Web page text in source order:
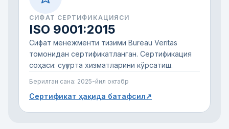
СИФАТ СЕРТИФИКАЦИЯСИ
ISO 9001:2015
Сифат менежменти тизими Bureau Veritas
томонидан сертификатланган. Сертификация
соҳаси: суғурта хизматларини кўрсатиш.
Берилган сана: 2025-йил октабр
Сертификат ҳақида батафсил↗